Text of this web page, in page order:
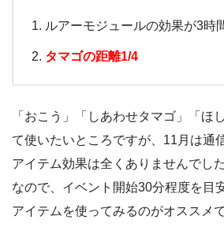
ルアーモジュールの効果が3時
タマゴの距離1/4
「おこう」「しあわせタマゴ」「ほ
て使いたいところですが、11月は通
アイテム効果は全くありませんでした
なので、イベント開始30分程度を目
アイテムを使ってみるのがオススメで